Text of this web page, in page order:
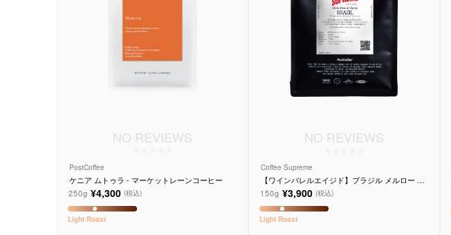
NO REVIEWS
PostCoffee
ケニア ムトゥラ - マーケットレーンコーヒー
250g ¥4,300 (税込)
Light Roast
NO REVIEWS
Coffee Supreme
【ワインバレルエイジド】ブラジル メルロー ヴ
ィーニョ デ ヴィニーニョ
150g ¥3,900 (税込)
Light Roast